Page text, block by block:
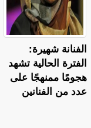
الفنانة شهيرة:
الفترة الحالية تشهد
هجومًا ممنهجًا على
عدد من الفنانين